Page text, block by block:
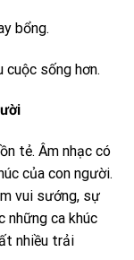
bổng.
cuộc sống hơn.
tẻ. Âm nhạc có
của con người.
vui sướng, sự
ca khúc
nhiều trải